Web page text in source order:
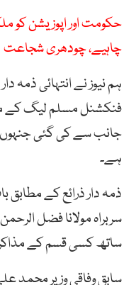
حکومت اور اپوزیشن کو
چاہیے، چودھری شجاعت
ہم نیوز نے انتہائی ذمہ
فنکشنل مسلم لیگ کے
جانب سے کی گئی
ہے۔
ذمہ دار ذرائع کے
سربراہ مولانا فضل
ساتھ کسی قسم کے
سابق وفاقی وزیر محمد